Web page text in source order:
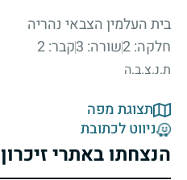
בית העלמין הצבאי נהריה
חלקה: 2
שורה: 3 קבר: 2
ת.נ.צ.ב.ה
תצוגת מפה
ניווט לכתובת
הנצחתו באתרי זיכרון